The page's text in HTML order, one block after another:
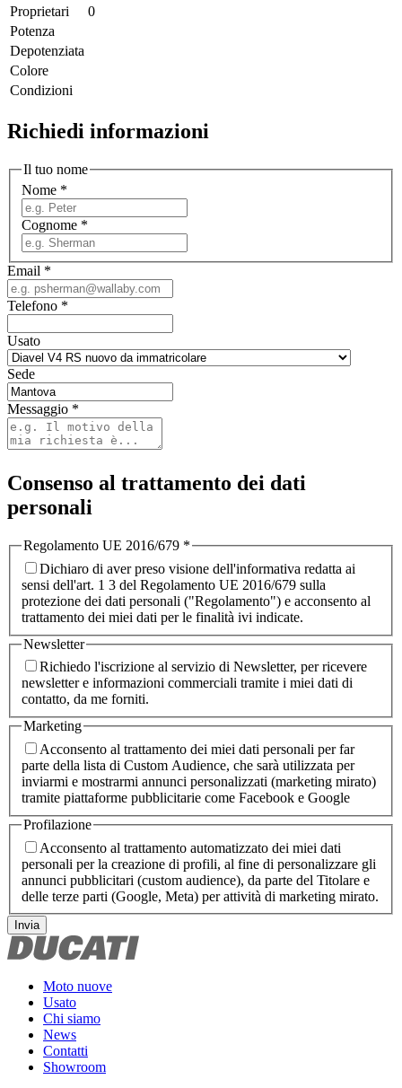
Proprietari
0
Potenza
Depotenziata
Colore
Condizioni
Richiedi informazioni
Il tuo nome
Nome *
Cognome *
Email *
Telefono *
Usato
Sede
Messaggio *
Consenso al trattamento dei dati
personali
Regolamento UE 2016/679 *
Dichiaro di aver preso visione dell'informativa redatta ai
sensi dell'art. 1 3 del Regolamento UE 2016/679 sulla
protezione dei dati personali ("Regolamento") e acconsento al
trattamento dei miei dati per le finalità ivi indicate.
Newsletter
Richiedo l'iscrizione al servizio di Newsletter, per ricevere
newsletter e informazioni commerciali tramite i miei dati di
contatto, da me forniti.
Marketing
Acconsento al trattamento dei miei dati personali per far
parte della lista di Custom Audience, che sarà utilizzata per
inviarmi e mostrarmi annunci personalizzati (marketing mirato)
tramite piattaforme pubblicitarie come Facebook e Google
Profilazione
Acconsento al trattamento automatizzato dei miei dati
personali per la creazione di profili, al fine di personalizzare gli
annunci pubblicitari (custom audience), da parte del Titolare e
delle terze parti (Google, Meta) per attività di marketing mirato.
Invia
Moto nuove
Usato
Chi siamo
News
Contatti
Showroom